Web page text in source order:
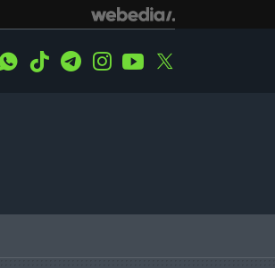
WhatsApp
Tiktok TelegramInstagramYoutube